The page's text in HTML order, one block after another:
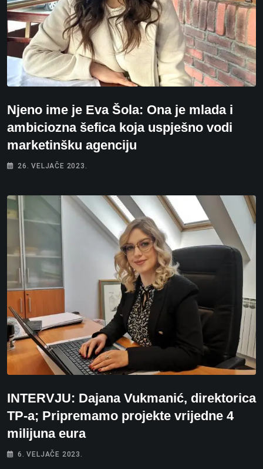
Njeno ime je Eva Šola: Ona je mlada i
ambiciozna šefica koja uspješno vodi
marketinšku agenciju
26. VELJAČE 2023.
INTERVJU: Dajana Vukmanić, direktorica
TP-a; Pripremamo projekte vrijedne 4
milijuna eura
6. VELJAČE 2023.